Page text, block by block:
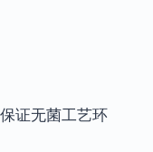
证无菌工艺环